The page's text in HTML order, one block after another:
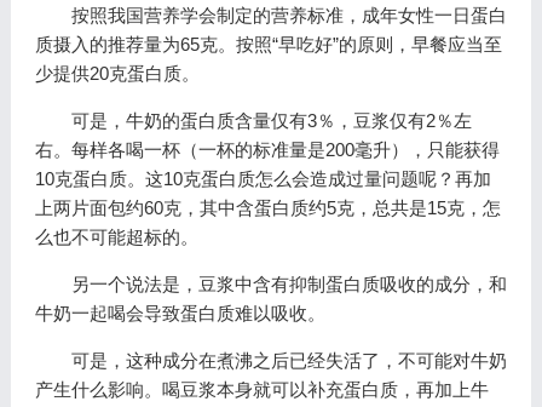
按照我国营养学会制定的营养标准，成年女性一日蛋白
质摄入的推荐量为65克。按照“早吃好”的原则，早餐应当至
少提供20克蛋白质。
可是，牛奶的蛋白质含量仅有3％，豆浆仅有2％左
右。每样各喝一杯（一杯的标准量是200毫升），只能获得
10克蛋白质。这10克蛋白质怎么会造成过量问题呢？再加
上两片面包约60克，其中含蛋白质约5克，总共是15克，怎
么也不可能超标的。
另一个说法是，豆浆中含有抑制蛋白质吸收的成分，和
牛奶一起喝会导致蛋白质难以吸收。
可是，这种成分在煮沸之后已经失活了，不可能对牛奶
产生什么影响。喝豆浆本身就可以补充蛋白质，再加上牛